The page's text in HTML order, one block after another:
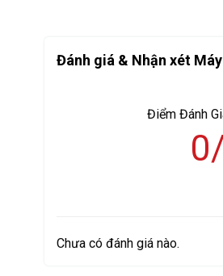
Đánh giá & Nhận xét
Điểm Đánh
Chưa có đánh giá nào.